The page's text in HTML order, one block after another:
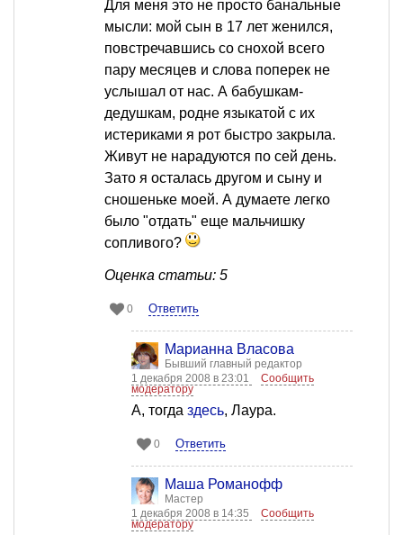
Для меня это не просто банальные
мысли: мой сын в 17 лет женился,
повстречавшись со снохой всего
пару месяцев и слова поперек не
услышал от нас. А бабушкам-
дедушкам, родне языкатой с их
истериками я рот быстро закрыла.
Живут не нарадуются по сей день.
Зато я осталась другом и сыну и
сношеньке моей. А думаете легко
было "отдать" еще мальчишку
сопливого?
Оценка статьи: 5
0 Ответить
Марианна Власова
Бывший главный редактор
1 декабря 2008 в 23:01
Сообщить
модератору
А, тогда здесь, Лаура.
0 Ответить
Mаша Романофф
Мастер
1 декабря 2008 в 14:35
Сообщить
модератору